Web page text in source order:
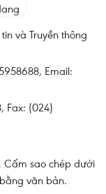
và Truyền thông
Email:
Fax: (024)
Cấm sao chép dưới
văn bản.